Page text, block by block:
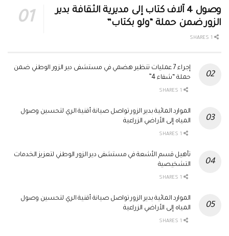
وصول 4 آلاف كتاب إلى مديرية الثقافة بدير
الزور ضمن حملة “ولو بكتاب”
إجراء 7 عمليات تنظير هضمي في مستشفى دير الزور الوطني ضمن
حملة “شفاء 4”
الموارد المائية بدير الزور تواصل صيانة أقنية الري لتحسين وصول
المياه إلى الأراضي الزراعية
تأهيل قسم الأشعة في مستشفى دير الزور الوطني لتعزيز الخدمات
التشخيصية
الموارد المائية بدير الزور تواصل صيانة أقنية الري لتحسين وصول
المياه إلى الأراضي الزراعية